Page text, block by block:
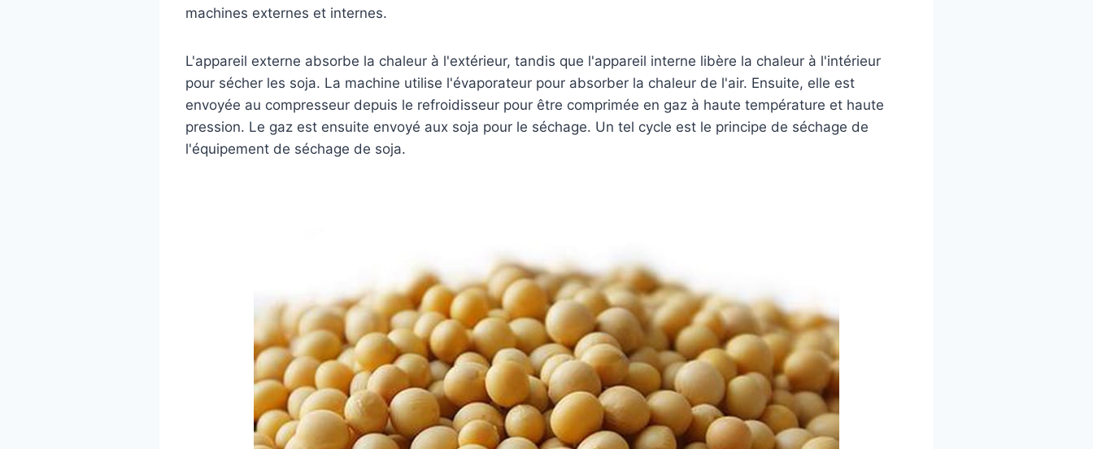
machines externes et internes.
L'appareil externe absorbe la chaleur à l'extérieur, tandis que l'appareil interne libère la chaleur à l'intérieur
pour sécher les soja. La machine utilise l'évaporateur pour absorber la chaleur de l'air. Ensuite, elle est
envoyée au compresseur depuis le refroidisseur pour être comprimée en gaz à haute température et haute
pression. Le gaz est ensuite envoyé aux soja pour le séchage. Un tel cycle est le principe de séchage de
l'équipement de séchage de soja.